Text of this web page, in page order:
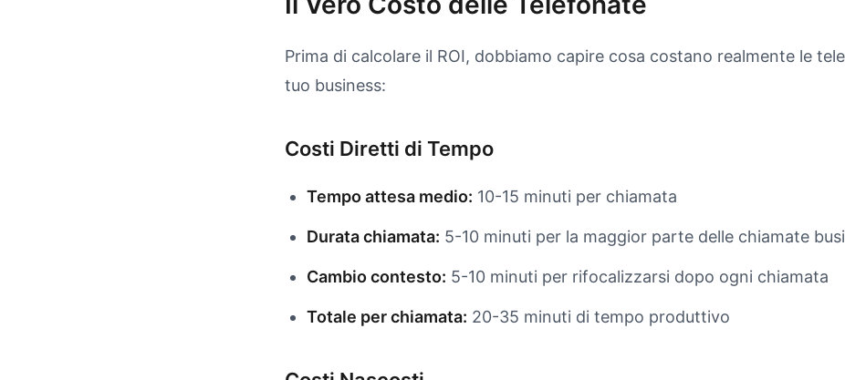
Prima di calcolare il ROI, dobbiamo capire cosa costano realmente le
tuo business:
Costi Diretti di Tempo
Tempo attesa medio: 10-15 minuti per chiamata
Durata chiamata: 5-10 minuti per la maggior parte delle chiamate
Cambio contesto: 5-10 minuti per rifocalizzarsi dopo ogni chiamata
Totale per chiamata: 20-35 minuti di tempo produttivo